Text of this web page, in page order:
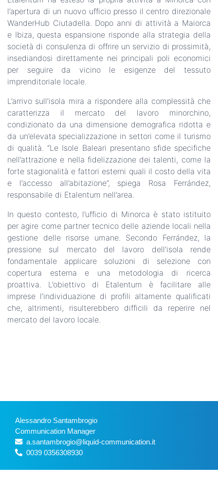
l’apertura di un nuovo ufficio presso il centro direzionale
WanderHub Ciutadella. Dopo anni di attività a Maiorca
e Ibiza, questa espansione risponde alla strategia della
società di consulenza di offrire un servizio di prossimità,
insediandosi direttamente nei principali poli economici
per seguire da vicino le esigenze del tessuto
imprenditoriale locale.
L’arrivo sull’isola mira a rispondere alla complessità che
caratterizza il mercato del lavoro minorchino,
condizionato da una dimensione demografica ridotta e
da un’elevata specializzazione in settori come il turismo
di qualità. “Le Isole Baleari presentano sfide specifiche
nell’attrazione e nella fidelizzazione dei talenti, come la
forte stagionalità e fattori esterni quali il costo della vita
e l’accesso all’abitazione”, spiega Rosa Ferrández,
responsabile di Etalentum nell’area.
In questo contesto, l’ufficio di Minorca è stato istituito
per agire come partner tecnico delle aziende locali nella
gestione delle risorse umane. Secondo Ferrández, la
pressione sul mercato del lavoro dell’isola rende
fondamentale applicare soluzioni di selezione con
copertura esterna e una metodologia di ricerca
proattiva. L’obiettivo di Etalentum è facilitare alle
imprese l’individuazione di profili altamente qualificati
che, altrimenti, risulterebbero difficili da reperire nel
mercato del lavoro locale.
Alessandro Santambrogio
Communication Manager
a.santambrogio@liquid-communication.it
0039 0356308930